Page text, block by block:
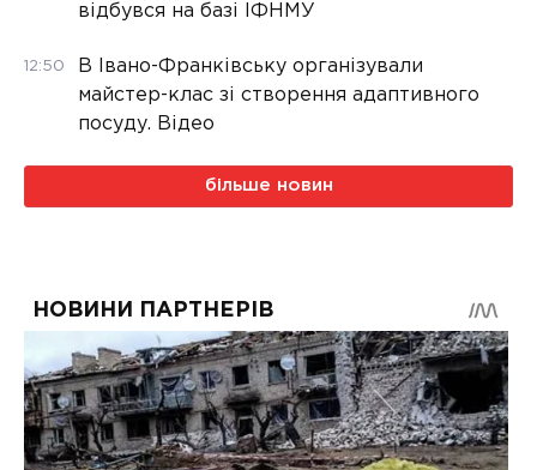
відбувся на базі ІФНМУ
12:50
В Івано-Франківську організували
майстер-клас зі створення адаптивного
посуду. Відео
більше новин